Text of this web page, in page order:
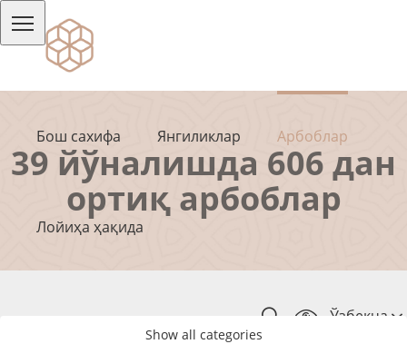
Бош сахифа Янгиликлар Арбоблар
Лойиҳа ҳақида
Ўзбекча
39 йўналишда 606 дан
ортиқ арбоблар
Show all categories